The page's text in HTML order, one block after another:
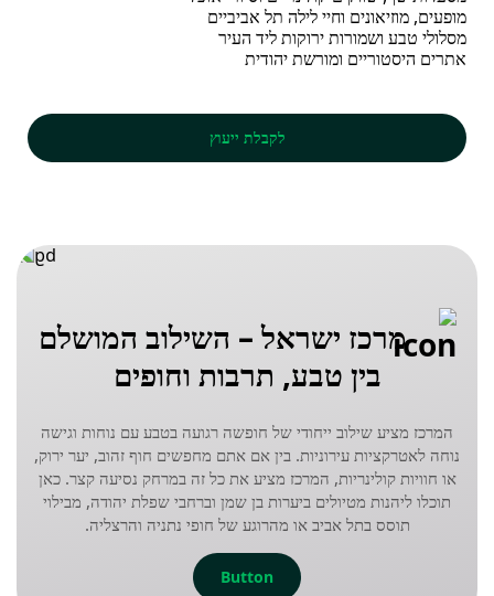
מופעים, מוזיאונים וחיי לילה תל אביביים
מסלולי טבע ושמורות ירוקות ליד העיר
אתרים היסטוריים ומורשת יהודית
לקבלת ייעוץ
מרכז ישראל – השילוב המושלם
בין טבע, תרבות וחופים
המרכז מציע שילוב ייחודי של חופשה רגועה בטבע עם נוחות וגישה
נוחה לאטרקציות עירוניות. בין אם אתם מחפשים חוף זהוב, יער ירוק,
או חוויות קולינריות, המרכז מציע את כל זה במרחק נסיעה קצר. כאן
תוכלו ליהנות מטיולים ביערות בן שמן וברחבי שפלת יהודה, מבילוי
תוסס בתל אביב או מהרוגע של חופי נתניה והרצליה.
Button